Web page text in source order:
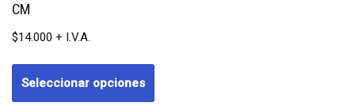
CM
$14.000
Seleccionar opciones